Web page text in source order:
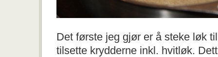
Det første jeg gjør er å steke løk
tilsette krydderne inkl. hvitløk.